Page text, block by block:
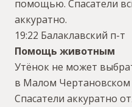
помощью. Спасатели
аккуратно.
19:22 Балаклавский п-т
Помощь животным
Утёнок не может
в Малом Чертановском
Спасатели аккуратно